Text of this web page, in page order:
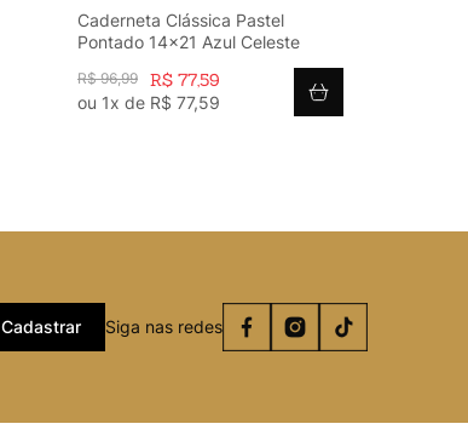
Caderneta Clássica Pastel
Pontado 14x21 Azul Celeste
R$ 96,99 R$ 77,59
ou 1x de R$ 77,59
Cadastrar Siga nas redes